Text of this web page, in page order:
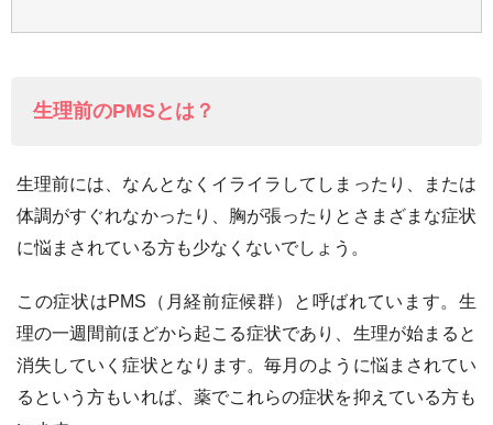
生理前のPMSとは？
生理前には、なんとなくイライラしてしまったり、または
体調がすぐれなかったり、胸が張ったりとさまざまな症状
に悩まされている方も少なくないでしょう。
この症状はPMS（月経前症候群）と呼ばれています。生
理の一週間前ほどから起こる症状であり、生理が始まると
消失していく症状となります。毎月のように悩まされてい
るという方もいれば、薬でこれらの症状を抑えている方も